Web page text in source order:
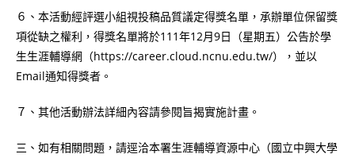
６、本活動經評選小組視投稿品質議定得獎名單，承辦單位保留獎
項從缺之權利，得獎名單將於111年12月9日（星期五）公告於學
生生涯輔導網（https://career.cloud.ncnu.edu.tw/），並以
Email通知得獎者。
７、其他活動辦法詳細內容請參閱旨揭實施計畫。
三、如有相關問題，請逕洽本署生涯輔導資源中心（國立中興大學